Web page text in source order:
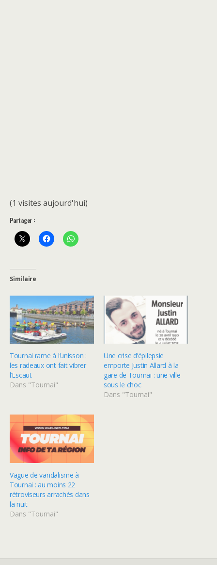
(1 visites aujourd'hui)
Partager :
Similaire
Tournai rame à l’unisson :
les radeaux ont fait vibrer
l’Escaut
Dans "Tournai"
Une crise d’épilepsie
emporte Justin Allard à la
gare de Tournai : une ville
sous le choc
Dans "Tournai"
Vague de vandalisme à
Tournai : au moins 22
rétroviseurs arrachés dans
la nuit
Dans "Tournai"